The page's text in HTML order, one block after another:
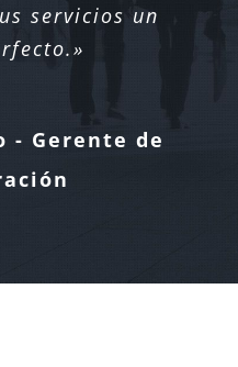
servicios un
- Gerente de